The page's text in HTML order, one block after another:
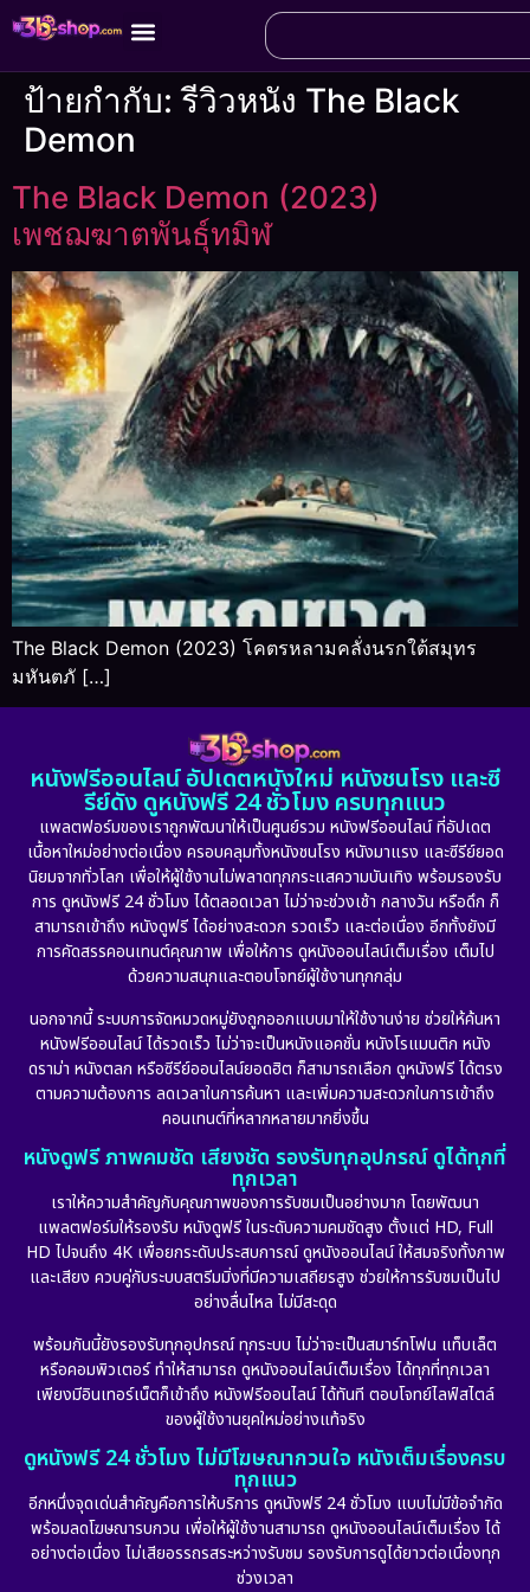
ป้ายกำกับ:รีวิวหนัง The Black
Demon
The Black Demon (2023)
เพชฌฆาตพันธุ์ทมิฬ
The Black Demon (2023) โคตรหลามคลั่งนรกใต้สมุทร
มหันตภั […]
หนังฟรีออนไลน์ อัปเดตหนังใหม่ หนังชนโรง และซี
รีย์ดัง ดูหนังฟรี 24 ชั่วโมง ครบทุกแนว
แพลตฟอร์มของเราถูกพัฒนาให้เป็นศูนย์รวม หนังฟรีออนไลน์ ที่อัปเดต
เนื้อหาใหม่อย่างต่อเนื่อง ครอบคลุมทั้งหนังชนโรง หนังมาแรง และซีรีย์ยอด
นิยมจากทั่วโลก เพื่อให้ผู้ใช้งานไม่พลาดทุกกระแสความบันเทิง พร้อมรองรับ
การ ดูหนังฟรี 24 ชั่วโมง ได้ตลอดเวลา ไม่ว่าจะช่วงเช้า กลางวัน หรือดึก ก็
สามารถเข้าถึง หนังดูฟรี ได้อย่างสะดวก รวดเร็ว และต่อเนื่อง อีกทั้งยังมี
การคัดสรรคอนเทนต์คุณภาพ เพื่อให้การ ดูหนังออนไลน์เต็มเรื่อง เต็มไป
ด้วยความสนุกและตอบโจทย์ผู้ใช้งานทุกกลุ่ม
นอกจากนี้ ระบบการจัดหมวดหมู่ยังถูกออกแบบมาให้ใช้งานง่าย ช่วยให้ค้นหา
หนังฟรีออนไลน์ ได้รวดเร็ว ไม่ว่าจะเป็นหนังแอคชั่น หนังโรแมนติก หนัง
ดราม่า หนังตลก หรือซีรีย์ออนไลน์ยอดฮิต ก็สามารถเลือก ดูหนังฟรี ได้ตรง
ตามความต้องการ ลดเวลาในการค้นหา และเพิ่มความสะดวกในการเข้าถึง
คอนเทนต์ที่หลากหลายมากยิ่งขึ้น
หนังดูฟรี ภาพคมชัด เสียงชัด รองรับทุกอุปกรณ์ ดูได้ทุกที่
ทุกเวลา
เราให้ความสำคัญกับคุณภาพของการรับชมเป็นอย่างมาก โดยพัฒนา
แพลตฟอร์มให้รองรับ หนังดูฟรี ในระดับความคมชัดสูง ตั้งแต่ HD, Full
HD ไปจนถึง 4K เพื่อยกระดับประสบการณ์ ดูหนังออนไลน์ ให้สมจริงทั้งภาพ
และเสียง ควบคู่กับระบบสตรีมมิ่งที่มีความเสถียรสูง ช่วยให้การรับชมเป็นไป
อย่างลื่นไหล ไม่มีสะดุด
พร้อมกันนี้ยังรองรับทุกอุปกรณ์ ทุกระบบ ไม่ว่าจะเป็นสมาร์ทโฟน แท็บเล็ต
หรือคอมพิวเตอร์ ทำให้สามารถ ดูหนังออนไลน์เต็มเรื่อง ได้ทุกที่ทุกเวลา
เพียงมีอินเทอร์เน็ตก็เข้าถึง หนังฟรีออนไลน์ ได้ทันที ตอบโจทย์ไลฟ์สไตล์
ของผู้ใช้งานยุคใหม่อย่างแท้จริง
ดูหนังฟรี 24 ชั่วโมง ไม่มีโฆษณากวนใจ หนังเต็มเรื่องครบ
ทุกแนว
อีกหนึ่งจุดเด่นสำคัญคือการให้บริการ ดูหนังฟรี 24 ชั่วโมง แบบไม่มีข้อจำกัด
พร้อมลดโฆษณารบกวน เพื่อให้ผู้ใช้งานสามารถ ดูหนังออนไลน์เต็มเรื่อง ได้
อย่างต่อเนื่อง ไม่เสียอรรถรสระหว่างรับชม รองรับการดูได้ยาวต่อเนื่องทุก
ช่วงเวลา